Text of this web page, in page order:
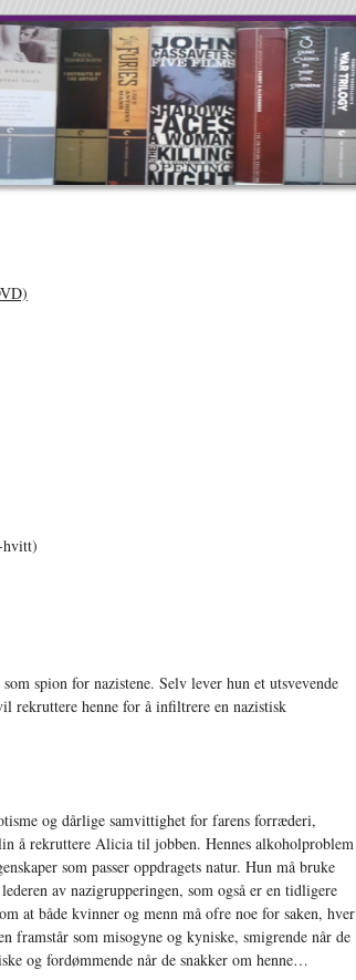
hvitt)
spion for nazistene. Selv lever hun et utsvevende
rekruttere henne for å infiltrere en nazistisk
og dårlige samvittighet for farens forræderi,
å rekruttere Alicia til jobben. Hennes alkoholproblem
som passer oppdragets natur. Hun må bruke
av nazigrupperingen, som også er en tidligere
at både kvinner og menn må ofre noe for saken, hver
framstår som misogyne og kyniske, smigrende når de
og fordømmende når de snakker om henne…